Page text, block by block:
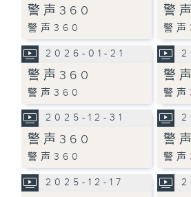
警声360
警声360
警
警
2026-01-21
警声360
警声360
警
警
2025-12-31
警声360
警声360
警
警
2025-12-17